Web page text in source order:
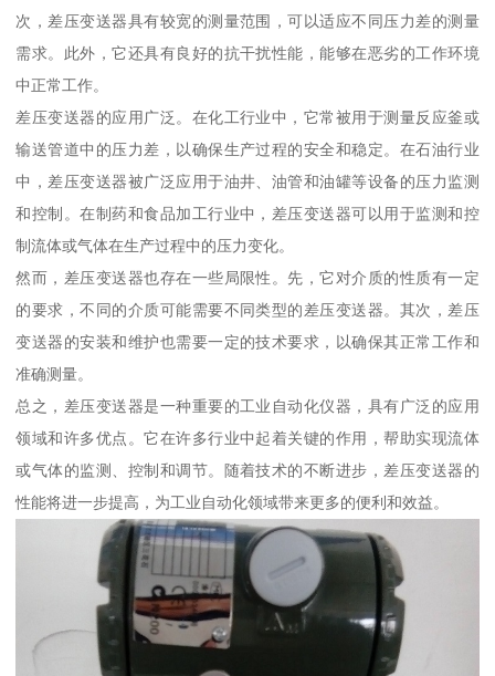
次，差压变送器具有较宽的测量范围，可以适应不同压力差的测量
需求。此外，它还具有良好的抗干扰性能，能够在恶劣的工作环境
中正常工作。
差压变送器的应用广泛。在化工行业中，它常被用于测量反应釜或
输送管道中的压力差，以确保生产过程的安全和稳定。在石油行业
中，差压变送器被广泛应用于油井、油管和油罐等设备的压力监测
和控制。在制药和食品加工行业中，差压变送器可以用于监测和控
制流体或气体在生产过程中的压力变化。
然而，差压变送器也存在一些局限性。先，它对介质的性质有一定
的要求，不同的介质可能需要不同类型的差压变送器。其次，差压
变送器的安装和维护也需要一定的技术要求，以确保其正常工作和
准确测量。
总之，差压变送器是一种重要的工业自动化仪器，具有广泛的应用
领域和许多优点。它在许多行业中起着关键的作用，帮助实现流体
或气体的监测、控制和调节。随着技术的不断进步，差压变送器的
性能将进一步提高，为工业自动化领域带来更多的便利和效益。